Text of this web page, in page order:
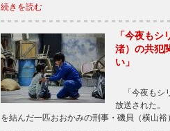
続きを読む
「今夜も
渚）の共犯
い」
「今夜もシ
放送された。
を結んだ一匹おおかみの刑事・磯貝（横山